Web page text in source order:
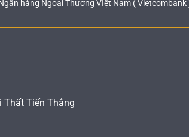
hàng Ngoại Thương VIệt Nam ( Vietcombank
Thất Tiến Thắng